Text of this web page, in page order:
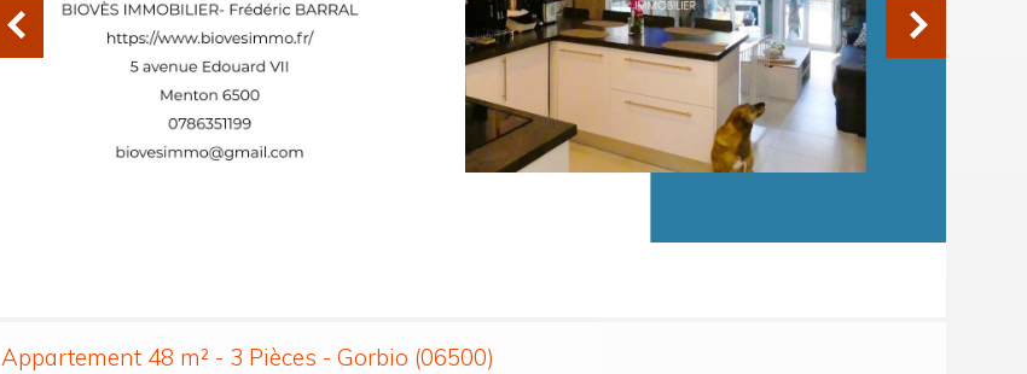
Appartement 48 m² - 3 Pièces - Gorbio (06500)